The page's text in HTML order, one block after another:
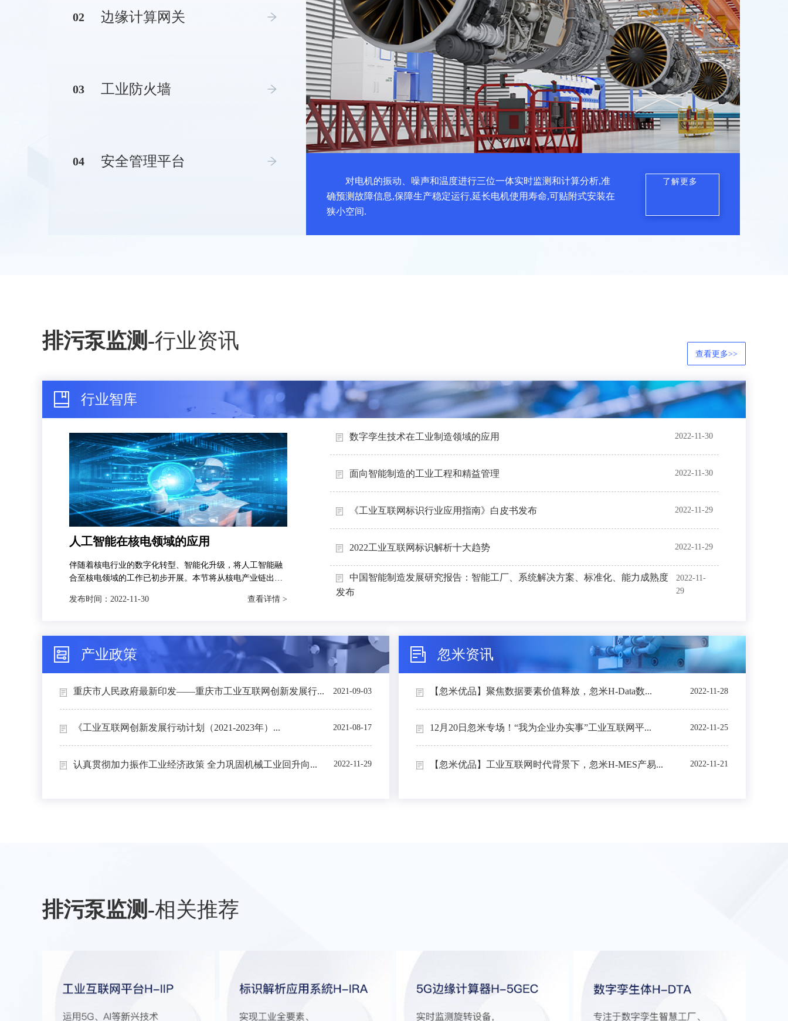
02 边缘计算网关
03 工业防火墙
04 安全管理平台
对电机的振动、噪声和温度进行三位一体实时监测和计算分析,准
确预测故障信息,保障生产稳定运行,延长电机使用寿命,可贴附式安装在
狭小空间.
了解更多
排污泵监测 -行业资讯
查看更多>>
行业智库
人工智能在核电领域的应用
伴随着核电行业的数字化转型、智能化升级，将人工智能融
合至核电领域的工作已初步开展。本节将从核电产业链出
和智能运维4个场景下的典型应用进行介绍。
发布时间： 2022-11-30 查看详情 >
数字孪生技术在工业制造领域的应用 2022-11-30
面向智能制造的工业工程和精益管理 2022-11-30
《工业互联网标识行业应用指南》白皮书发布 2022-11-29
2022工业互联网标识解析十大趋势 2022-11-29
中国智能制造发展研究报告：智能工厂、系统解决方案、标准化、能力成熟度
发布
2022-11-
29
产业政策
重庆市人民政府最新印发——重庆市工业互联网创新发展行... 2021-09-03
《工业互联网创新发展行动计划（2021-2023年）... 2021-08-17
认真贯彻加力振作工业经济政策 全力巩固机械工业回升向... 2022-11-29
忽米资讯
【忽米优品】聚焦数据要素价值释放，忽米H-Data数... 2022-11-28
12月20日忽米专场！“我为企业办实事”工业互联网平... 2022-11-25
【忽米优品】工业互联网时代背景下，忽米H-MES产易... 2022-11-21
排污泵监测 -相关推荐